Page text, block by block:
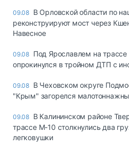
09.08 В Орловской области по
реконструируют мост через
Навесное
09.08 Под Ярославлем на
опрокинулся в тройном ДТП с
09.08 В Чеховском округе
"Крым" загорелся
09.08 В Калининском районе
трассе М-10 столкнулись два
легковушки